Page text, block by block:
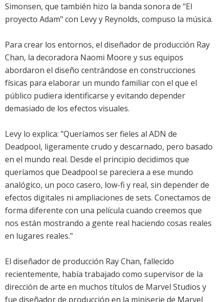
Simonsen, que también hizo la banda sonora de "El
proyecto Adam" con Levy y Reynolds, compuso la música.
Para crear los entornos, el diseñador de producción Ray
Chan, la decoradora Naomi Moore y sus equipos
abordaron el diseño centrándose en construcciones
físicas para elaborar un mundo familiar con el que el
público pudiera identificarse y evitando depender
demasiado de los efectos visuales.
Levy lo explica: "Queríamos ser fieles al ADN de
Deadpool, ligeramente crudo y descarnado, pero basado
en el mundo real. Desde el principio decidimos que
queríamos que Deadpool se pareciera a ese mundo
analógico, un poco casero, low-fi y real, sin depender de
efectos digitales ni ampliaciones de sets. Conectamos de
forma diferente con una película cuando creemos que
nos están mostrando a gente real haciendo cosas reales
en lugares reales."
El diseñador de producción Ray Chan, fallecido
recientemente, había trabajado como supervisor de la
dirección de arte en muchos títulos de Marvel Studios y
fue diseñador de producción en la miniserie de Marvel